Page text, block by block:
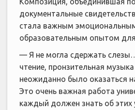
документальные
стала важным
образовательным опытом
— Я не могла сдержать
чтение, пронзительная
неожиданно было оказаться
Это очень важная работа
каждый должен знать об этих